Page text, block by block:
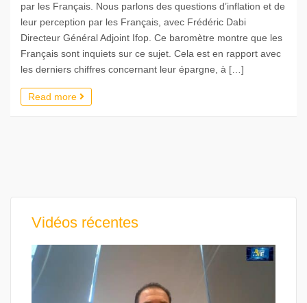
par les Français. Nous parlons des questions d’inflation et de
leur perception par les Français, avec Frédéric Dabi
Directeur Général Adjoint Ifop. Ce baromètre montre que les
Français sont inquiets sur ce sujet. Cela est en rapport avec
les derniers chiffres concernant leur épargne, à […]
Read more
Vidéos récentes